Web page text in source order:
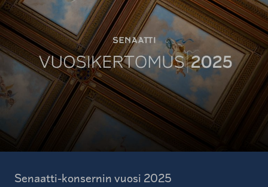
Senaatti-konsernin vuosi 2025